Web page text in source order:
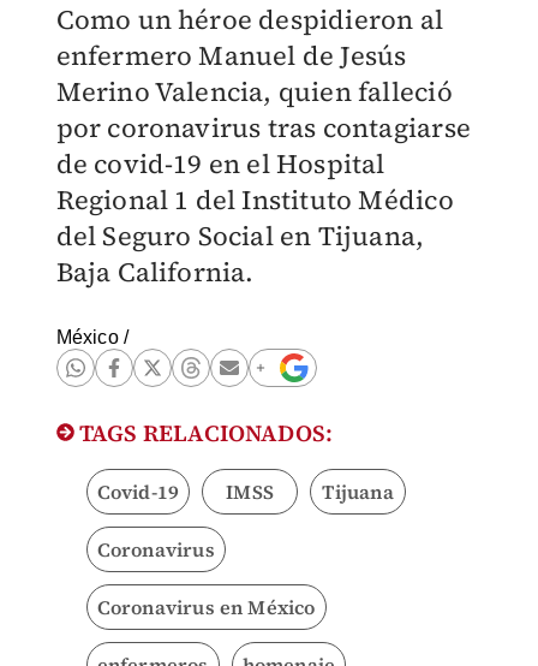
Como un héroe despidieron al
enfermero Manuel de Jesús
Merino Valencia, quien falleció
por coronavirus tras contagiarse
de covid-19 en el Hospital
Regional 1 del Instituto Médico
del Seguro Social en Tijuana,
Baja California.
México/
TAGS RELACIONADOS:
Covid-19 IMSS Tijuana
Coronavirus
Coronavirus en México